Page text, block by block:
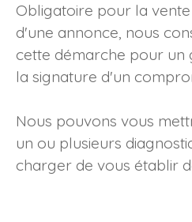
Obligatoire pour la
d'une annonce, nous
cette démarche pour un
la signature d'un
Nous pouvons vous
un ou plusieurs
charger de vous établir